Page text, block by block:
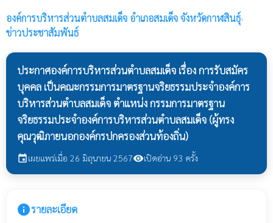
องค์การบริหารส่วนตำบลสมเด็จ อำเภอสมเด็จ จังหวัดกาฬสินธุ์›
ข่าวประชาสัมพันธ์
ประกาศองค์การบริหารส่วนตำบลสมเด็จ เรื่อง การรับสมัคร
บุคคล เป็นคณะกรรมการมาตรฐานจริยธรรมประจำองค์การ
บริหารส่วนตำบลสมเด็จ ตำแหน่ง กรรมการมาตรฐาน
จริยธรรมประจำองค์การบริหารส่วนตำบลสมเด็จ (ผู้ทรง
คุณวุฒิภายนอกองค์กรปกครองส่วนท้องถิ่น)
eventเผยแพร่เมื่อ 26 มิถุนายน 2567visibilityเปิดอ่าน 93 ครั้ง
infoรายละเอียด